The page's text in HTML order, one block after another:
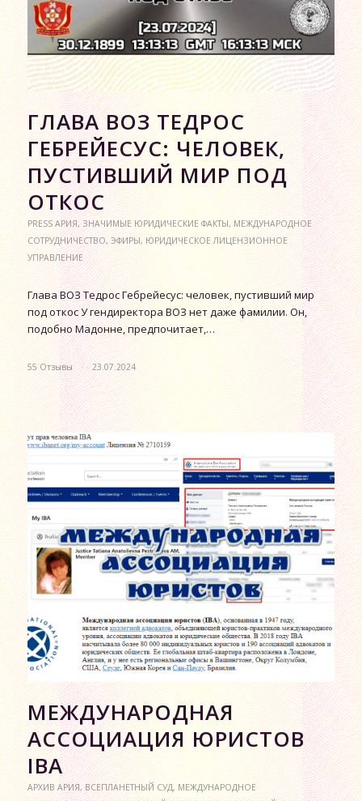
ГЛАВА ВОЗ ТЕДРОС
ГЕБРЕЙЕСУС: ЧЕЛОВЕК,
ПУСТИВШИЙ МИР ПОД
ОТКОС
PRESS АРИЯ,ЗНАЧИМЫЕ ЮРИДИЧЕСКИЕ ФАКТЫ,МЕЖДУНАРОДНОЕ
СОТРУДНИЧЕСТВО, ЭФИРЫ,ЮРИДИЧЕСКОЕ ЛИЦЕНЗИОННОЕ
УПРАВЛЕНИЕ
Глава ВОЗ Тедрос Гебрейесус: человек, пустивший мир
под откос У гендиректора ВОЗ нет даже фамилии. Он,
подобно Мадонне, предпочитает,…
55 Отзывы / 23.07.2024
МЕЖДУНАРОДНАЯ
АССОЦИАЦИЯ ЮРИСТОВ
IBA
АРХИВ АРИЯ, ВСЕПЛАНЕТНЫЙ СУД,МЕЖДУНАРОДНОЕ